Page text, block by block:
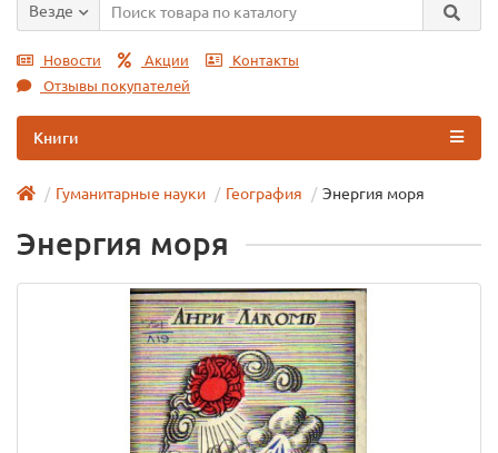
Везде
Новости Акции
Контакты
Отзывы покупателей
Книги
Гуманитарные науки География Энергия моря
Энергия моря